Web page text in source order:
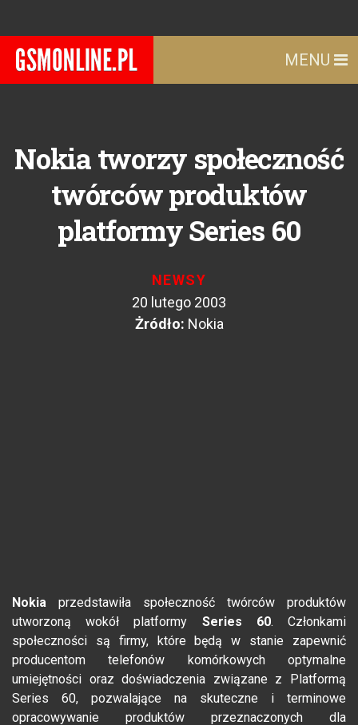
MENU
Nokia tworzy społeczność
twórców produktów
platformy Series 60
NEWSY
20 lutego 2003
Żródło: Nokia
Nokia przedstawiła społeczność twórców produktów
utworzoną wokół platformy Series 60. Członkami
społeczności są firmy, które będą w stanie zapewnić
producentom telefonów komórkowych optymalne
umiejętności oraz doświadczenia związane z Platformą
Series 60, pozwalające na skuteczne i terminowe
opracowywanie produktów przeznaczonych dla